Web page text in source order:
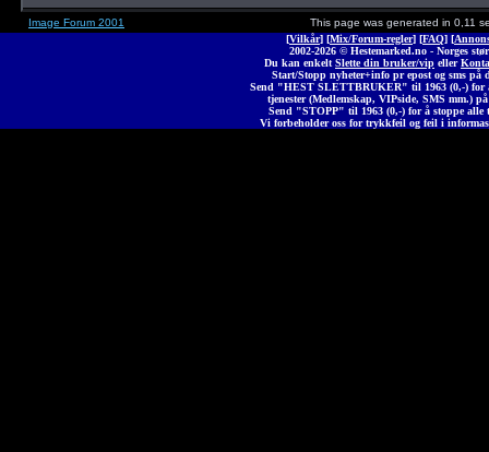
Image Forum 2001
This page was generated in 0,11
[Vilkår] [Mix/Forum-regler] [FAQ] [
2002-2026 © Hestemarked.no - Norges
Du kan enkelt Slette din bruker/vip eller
Start/Stopp nyheter+info pr epost og sms på
Send "HEST SLETTBRUKER" til 1963 (0,-) for
tjenester (Medlemskap, VIPside, SMS mm.)
Send "STOPP" til 1963 (0,-) for å stoppe alle
Vi forbeholder oss for trykkfeil og feil i